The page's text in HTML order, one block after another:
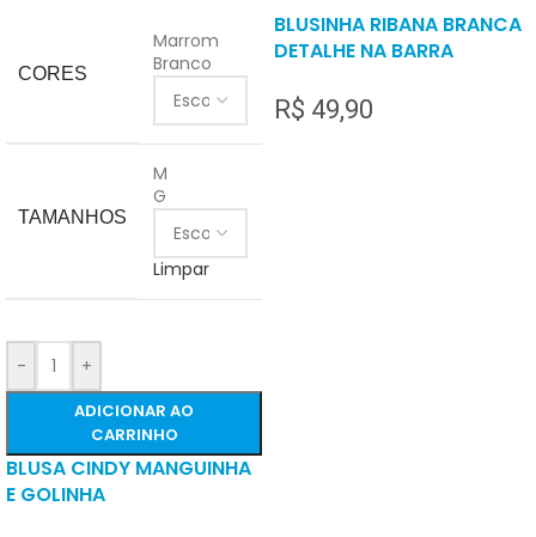
CORES
Marrom
Branco
TAMANHOS
M
G
Limpar
- +
ADICIONAR AO
CARRINHO
BLUSA CINDY MANGUINHA
E GOLINHA
BLUSINHA RIBANA BRANCA
DETALHE NA BARRA
R$ 49,90